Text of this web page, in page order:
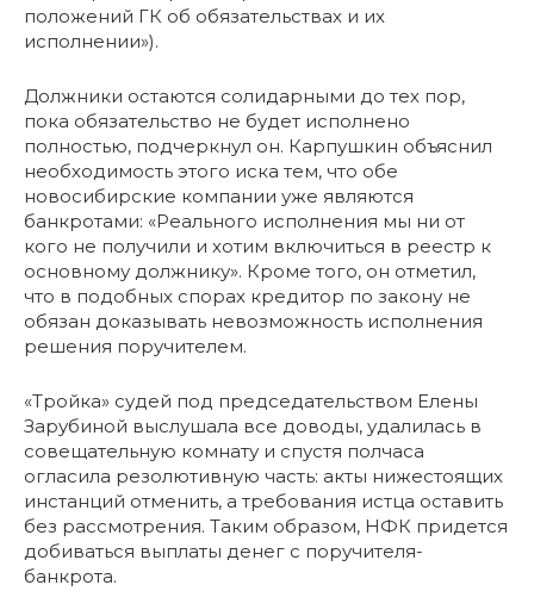
положений ГК об обязательствах и их
исполнении»).
Должники остаются солидарными до тех пор,
пока обязательство не будет исполнено
полностью, подчеркнул он. Карпушкин объяснил
необходимость этого иска тем, что обе
новосибирские компании уже являются
банкротами: «Реального исполнения мы ни от
кого не получили и хотим включиться в реестр к
основному должнику». Кроме того, он отметил,
что в подобных спорах кредитор по закону не
обязан доказывать невозможность исполнения
решения поручителем.
«Тройка» судей под председательством Елены
Зарубиной выслушала все доводы, удалилась в
совещательную комнату и спустя полчаса
огласила резолютивную часть: акты нижестоящих
инстанций отменить, а требования истца оставить
без рассмотрения. Таким образом, НФК придется
добиваться выплаты денег с поручителя-
банкрота.